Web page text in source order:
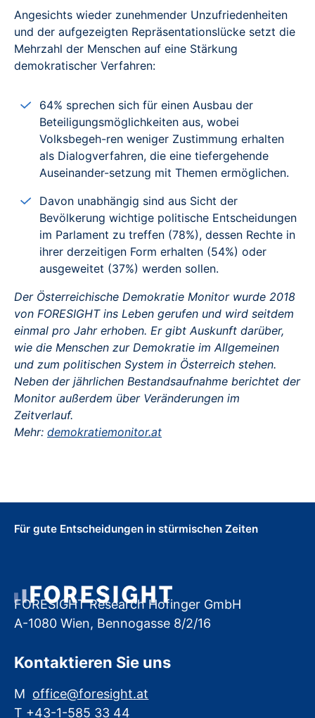
Angesichts wieder zunehmender Unzufriedenheiten
und der aufgezeigten Repräsentationslücke setzt die
Mehrzahl der Menschen auf eine Stärkung
demokratischer Verfahren:
64% sprechen sich für einen Ausbau der
Beteiligungsmöglichkeiten aus, wobei
Volksbegeh-ren weniger Zustimmung erhalten
als Dialogverfahren, die eine tiefergehende
Auseinander-setzung mit Themen ermöglichen.
Davon unabhängig sind aus Sicht der
Bevölkerung wichtige politische Entscheidungen
im Parlament zu treffen (78%), dessen Rechte in
ihrer derzeitigen Form erhalten (54%) oder
ausgeweitet (37%) werden sollen.
Der Österreichische Demokratie Monitor wurde 2018
von FORESIGHT ins Leben gerufen und wird seitdem
einmal pro Jahr erhoben. Er gibt Auskunft darüber,
wie die Menschen zur Demokratie im Allgemeinen
und zum politischen System in Österreich stehen.
Neben der jährlichen Bestandsaufnahme berichtet der
Monitor außerdem über Veränderungen im
Zeitverlauf.
Mehr: demokratiemonitor.at
Für gute Entscheidungen in stürmischen Zeiten
FORESIGHT Research Hofinger GmbH
A-1080 Wien, Bennogasse 8/2/16
Kontaktieren Sie uns
M office@foresight.at
T +43-1-585 33 44